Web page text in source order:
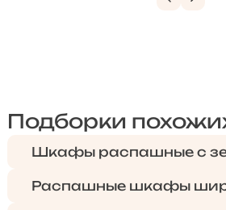
Подборки
Шкафы распашные с
Распашные шкафы